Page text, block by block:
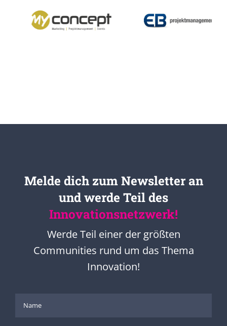
Melde dich zum Newsletter an
und werde Teil des
Innovationsnetzwerk!
Werde Teil einer der größten
Communities rund um das Thema
Innovation!